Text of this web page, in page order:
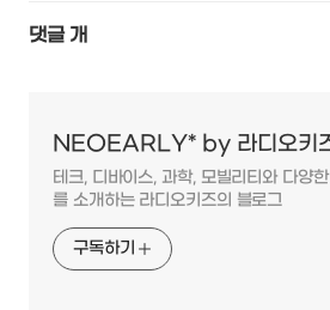
댓글 개
NEOEARLY* by 라디오키
테크, 디바이스, 과학, 모빌리티와 다양
를 소개하는 라디오키즈의 블로그
구독하기